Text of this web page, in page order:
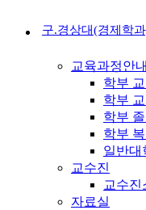
구.경상대(경제학
교육과정안내
학부
학부
학부
학부
일반대
교수진
교수진
자료실